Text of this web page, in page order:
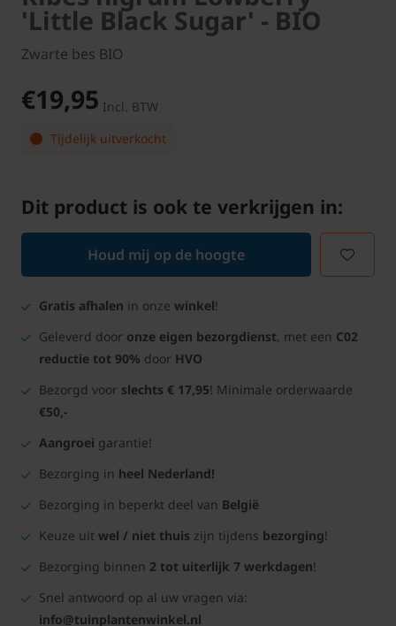
'Little Black Sugar' - BIO
Zwarte bes BIO
€19,95 Incl. BTW
Tijdelijk uitverkocht
Dit product is ook te verkrijgen in:
Houd mij op de hoogte
Gratis afhalen in onze winkel!
Geleverd door onze eigen bezorgdienst, met een C02
reductie tot 90% door HVO
Bezorgd voor slechts € 17,95! Minimale orderwaarde
€50,-
Aangroei garantie!
Bezorging in heel Nederland!
Bezorging in beperkt deel van België
Keuze uit wel / niet thuis zijn tijdens bezorging!
Bezorging binnen 2 tot uiterlijk 7 werkdagen!
Snel antwoord op al uw vragen via:
info@tuinplantenwinkel.nl